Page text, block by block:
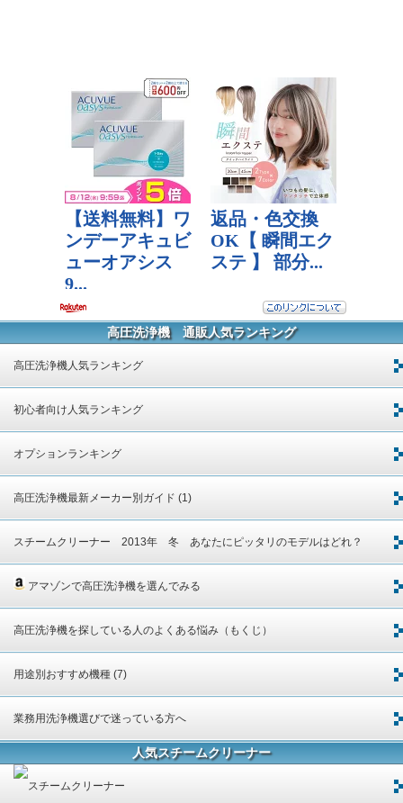
高圧洗浄機 通販人気ランキング
高圧洗浄機人気ランキング
初心者向け人気ランキング
オプションランキング
高圧洗浄機最新メーカー別ガイド (1)
スチームクリーナー 2013年 冬 あなたにピッタリのモデルはどれ？
アマゾンで高圧洗浄機を選んでみる
高圧洗浄機を探している人のよくある悩み（もくじ）
用途別おすすめ機種 (7)
業務用洗浄機選びで迷っている方へ
人気スチームクリーナー